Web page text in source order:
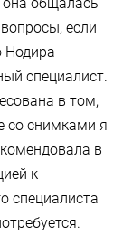
общалась
если
Нодира
специалист.
в том,
со снимками я
в
к
специалиста